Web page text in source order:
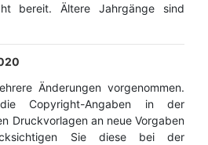
bereit. Ältere Jahrgänge sind
Änderungen vorgenommen.
Copyright-Angaben in der
Druckvorlagen an neue Vorgaben
Sie diese bei der